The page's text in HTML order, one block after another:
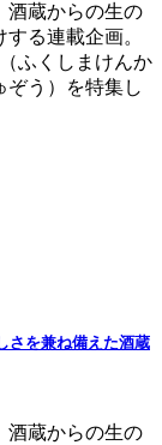
酒蔵からの生の
る連載企画。
ふくしまけんか
ぞう）を特集し
さを兼ね備えた酒蔵
酒蔵からの生の